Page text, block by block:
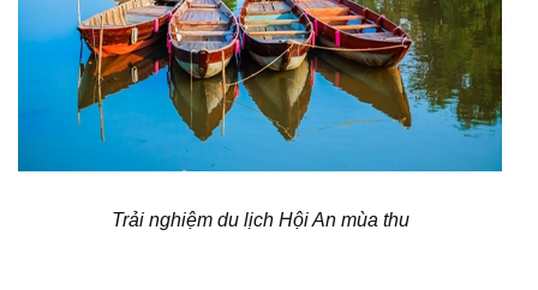
Trải nghiệm du lịch Hội An mùa thu